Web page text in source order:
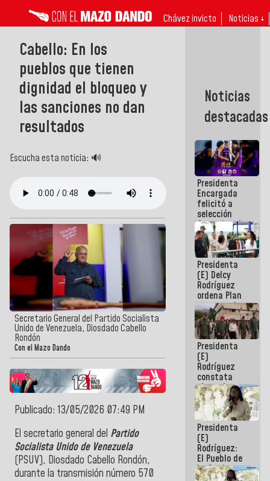
Chávez invicto Noticias ↓
Cabello: En los
pueblos que tienen
dignidad el bloqueo y
las sanciones no dan
resultados
Escucha esta noticia: 🔊
Secretario General del Partido Socialista
Unido de Venezuela, Diosdado Cabello
Rondón
Con el Mazo Dando
Publicado: 13/05/2026 07:49 PM
El secretario general del Partido
Socialista Unido de Venezuela
(PSUV), Diosdado Cabello Rondón,
durante la transmisión número 570
Noticias
destacadas
Presidenta
Encargada
felicitó a
selección
femenina de
baloncesto
por su
clasificación
a la
AmeriCup
2027
Presidenta
(E) Delcy
Rodríguez
ordena Plan
maestro de
desarrollo
logístico y
turístico
para La
Guaira
Presidenta
(E)
Rodríguez
constata
obras de
rehabilitación
de Escuela
Militar de
Mamo en La
Guaira
Presidenta
(E)
Rodríguez:
El Pueblo de
La Guaira